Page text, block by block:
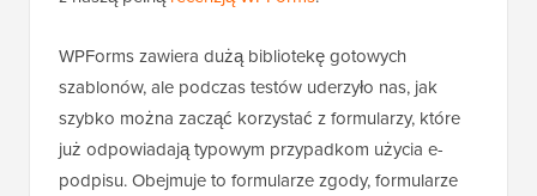
WPForms zawiera dużą bibliotekę gotowych
szablonów, ale podczas testów uderzyło nas, jak
szybko można zacząć korzystać z formularzy, które
już odpowiadają typowym przypadkom użycia e-
podpisu. Obejmuje to formularze zgody, formularze